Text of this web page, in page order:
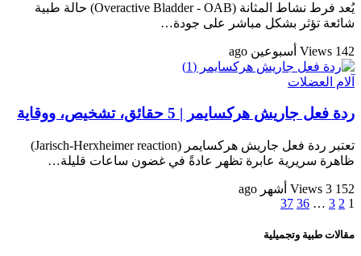
يُعد فرط نشاط المثانة (Overactive Bladder - OAB) حالة طبية
شائعة تؤثر بشكل مباشر على جودة…
142 Views أسبوعين ago
آلام العضلات
ردة فعل جاريش هركسايمر | 5 حقائق، تشخيص، ووقاية
تعتبر ردة فعل جاريش هركسايمر (Jarisch-Herxheimer reaction)
ظاهرة سريرية عابرة تظهر عادةً في غضون ساعات قليلة…
152 Views 3 أشهر ago
1
2
3
…
36
37
مقالات طبية وتجميلية